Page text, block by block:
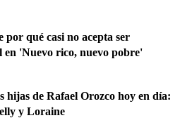
por qué casi no acepta ser
en 'Nuevo rico, nuevo pobre'
hijas de Rafael Orozco hoy en día:
y Loraine